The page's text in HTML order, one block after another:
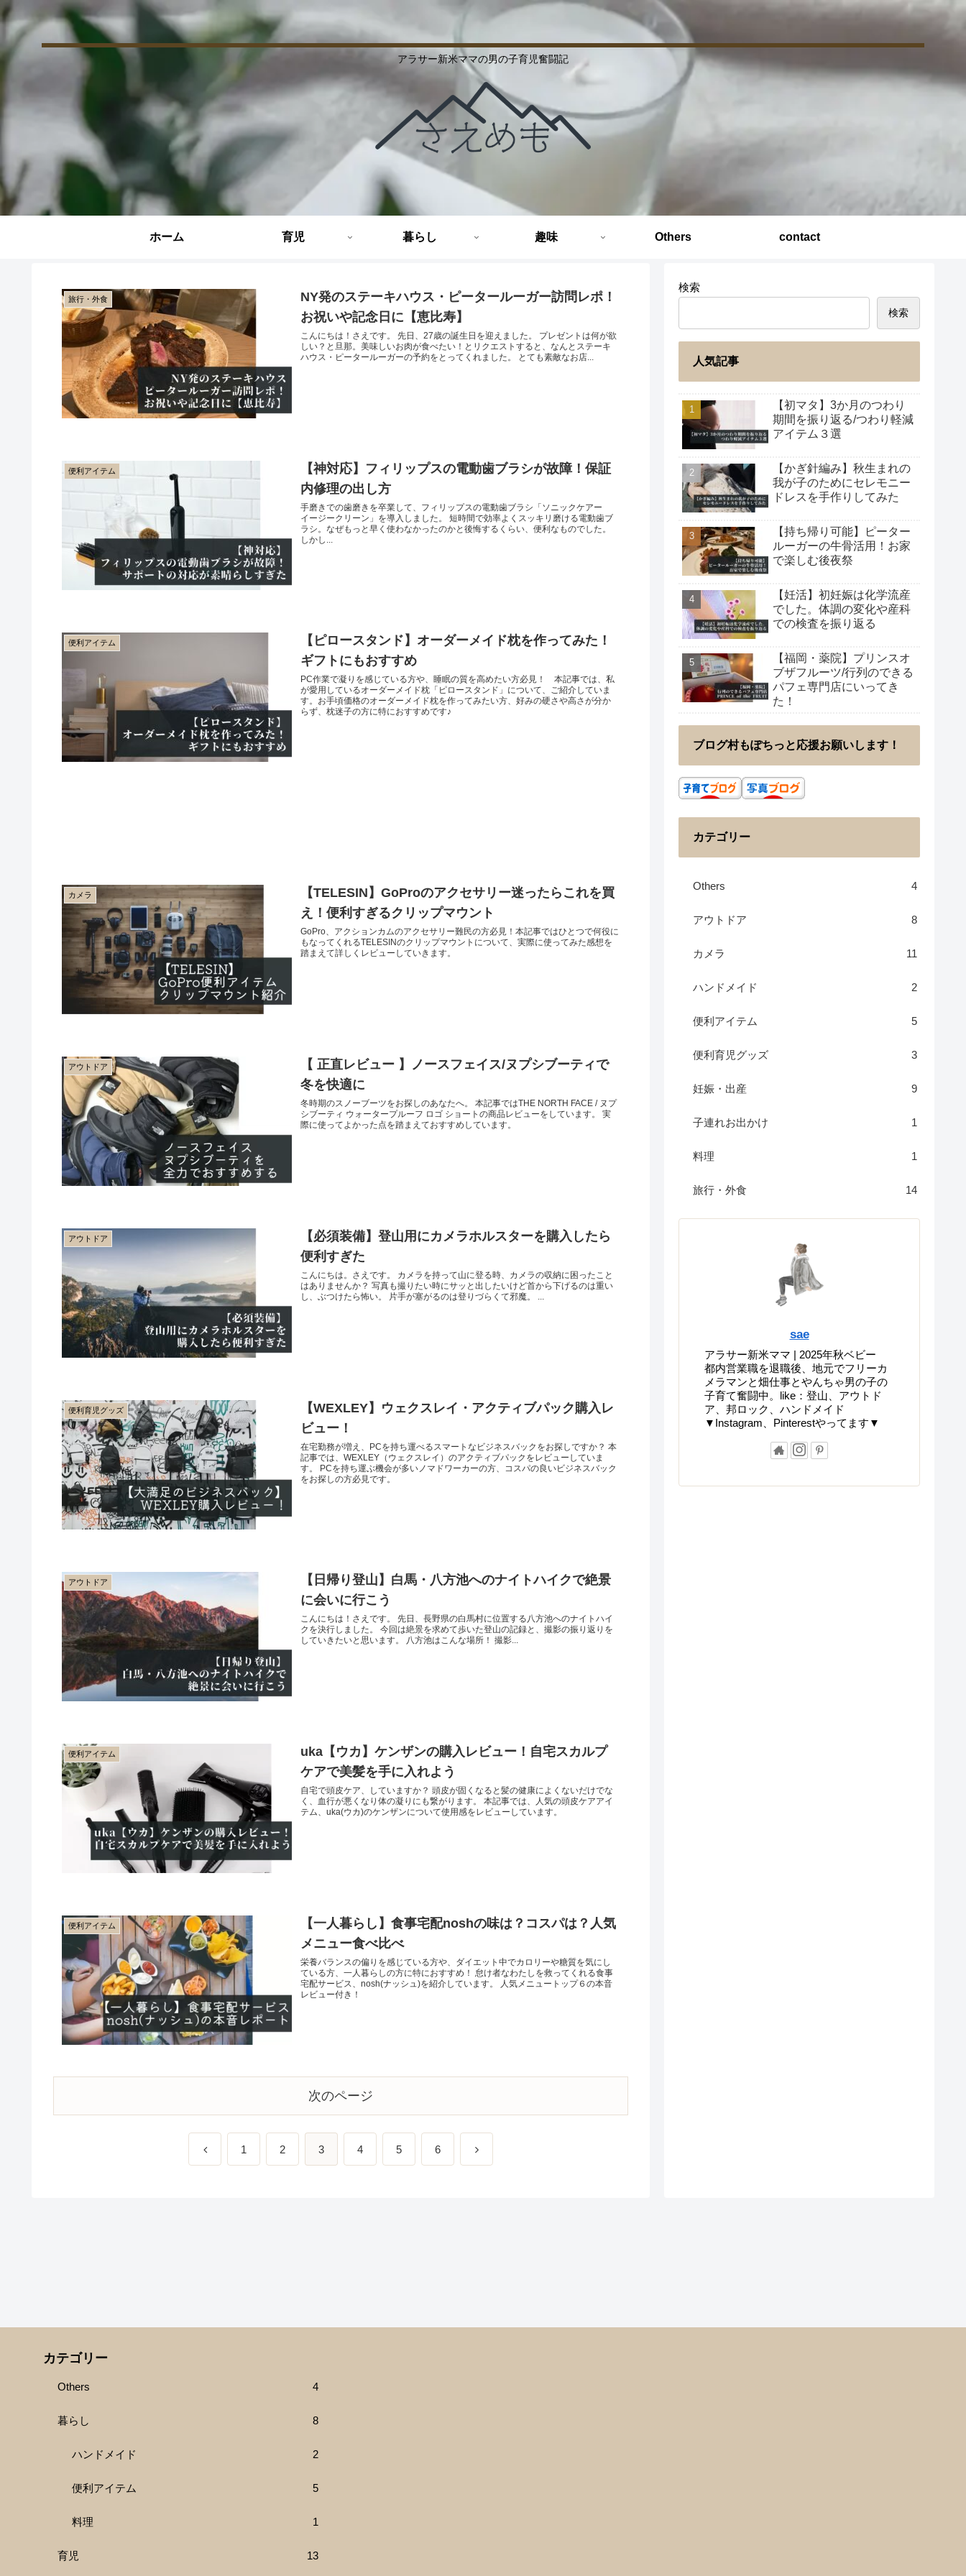
アラサー新米ママの男の子育児奮闘記
ホーム 育児 暮らし 趣味 Others contact
旅行・外食
NY発のステーキハウス・ピータールーガー訪問レポ！
お祝いや記念日に【恵比寿】
こんにちは！さえです。 先日、27歳の誕生日を迎えました。 プレゼントは何が欲
しい？と旦那。美味しいお肉が食べたい！とリクエストすると、なんとステーキ
ハウス・ピータールーガーの予約をとってくれました。 とても素敵なお店...
便利アイテム
【神対応】フィリップスの電動歯ブラシが故障！保証
内修理の出し方
手磨きでの歯磨きを卒業して、フィリップスの電動歯ブラシ「ソニックケアー
イージークリーン」を導入しました。 短時間で効率よくスッキリ磨ける電動歯ブ
ラシ。なぜもっと早く使わなかったのかと後悔するくらい、便利なものでした。
しかし...
便利アイテム
【ピロースタンド】オーダーメイド枕を作ってみた！
ギフトにもおすすめ
PC作業で凝りを感じている方や、睡眠の質を高めたい方必見！ 本記事では、私
が愛用しているオーダーメイド枕「ピロースタンド」について、ご紹介していま
す。お手頃価格のオーダーメイド枕を作ってみたい方、好みの硬さや高さが分か
らず、枕迷子の方に特におすすめです♪
カメラ
【TELESIN】GoProのアクセサリー迷ったらこれを買
え！便利すぎるクリップマウント
GoPro、アクションカムのアクセサリー難民の方必見！本記事ではひとつで何役に
もなってくれるTELESINのクリップマウントについて、実際に使ってみた感想を
踏まえて詳しくレビューしていきます。
アウトドア
【 正直レビュー 】ノースフェイス/ヌプシブーティで
冬を快適に
冬時期のスノーブーツをお探しのあなたへ。 本記事ではTHE NORTH FACE / ヌプ
シブーティ ウォータープルーフ ロゴ ショートの商品レビューをしています。 実
際に使ってよかった点を踏まえておすすめしています。
アウトドア
【必須装備】登山用にカメラホルスターを購入したら
便利すぎた
こんにちは。さえです。 カメラを持って山に登る時、カメラの収納に困ったこと
はありませんか？ 写真も撮りたい時にサッと出したいけど首から下げるのは重い
し、ぶつけたら怖い。 片手が塞がるのは登りづらくて邪魔。 ...
便利育児グッズ
【WEXLEY】ウェクスレイ・アクティブパック購入レ
ビュー！
在宅勤務が増え、PCを持ち運べるスマートなビジネスバックをお探しですか？ 本
記事では、WEXLEY（ウェクスレイ）のアクティブパックをレビューしていま
す。 PCを持ち運ぶ機会が多いノマドワーカーの方、コスパの良いビジネスバック
をお探しの方必見です。
アウトドア
【日帰り登山】白馬・八方池へのナイトハイクで絶景
に会いに行こう
こんにちは！さえです。 先日、長野県の白馬村に位置する八方池へのナイトハイ
クを決行しました。 今回は絶景を求めて歩いた登山の記録と、撮影の振り返りを
していきたいと思います。 八方池はこんな場所！ 撮影...
便利アイテム
uka【ウカ】ケンザンの購入レビュー！自宅スカルプ
ケアで美髪を手に入れよう
自宅で頭皮ケア、していますか？ 頭皮が固くなると髪の健康によくないだけでな
く、血行が悪くなり体の凝りにも繋がります。 本記事では、人気の頭皮ケアアイ
テム、uka(ウカ)のケンザンについて使用感をレビューしています。
便利アイテム
【一人暮らし】食事宅配noshの味は？コスパは？人気
メニュー食べ比べ
栄養バランスの偏りを感じている方や、ダイエット中でカロリーや糖質を気にし
ている方、一人暮らしの方に特におすすめ！ 怠け者なわたしを救ってくれる食事
宅配サービス、nosh(ナッシュ)を紹介しています。 人気メニュートップ６の本音
レビュー付き！
次のページ
1 2 3 4 5 6
検索
検索
人気記事
【初マタ】3か月のつわり
期間を振り返る/つわり軽減
アイテム３選
【かぎ針編み】秋生まれの
我が子のためにセレモニー
ドレスを手作りしてみた
【持ち帰り可能】ピーター
ルーガーの牛骨活用！お家
で楽しむ後夜祭
【妊活】初妊娠は化学流産
でした。体調の変化や産科
での検査を振り返る
【福岡・薬院】プリンスオ
ブザフルーツ/行列のできる
パフェ専門店にいってき
た！
ブログ村もぽちっと応援お願いします！
カテゴリー
Others 4
アウトドア 8
カメラ 11
ハンドメイド 2
便利アイテム 5
便利育児グッズ 3
妊娠・出産 9
子連れお出かけ 1
料理 1
旅行・外食 14
sae
アラサー新米ママ | 2025年秋ベビー
都内営業職を退職後、地元でフリーカ
メラマンと畑仕事とやんちゃ男の子の
子育て奮闘中。like：登山、アウトド
ア、邦ロック、ハンドメイド
▼Instagram、Pinterestやってます▼
カテゴリー
Others 4
暮らし 8
ハンドメイド 2
便利アイテム 5
料理 1
育児 13